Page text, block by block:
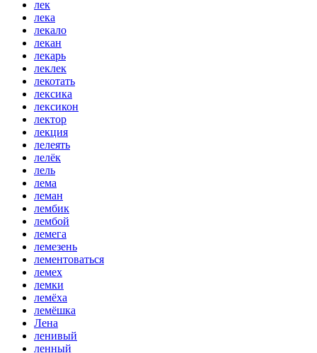
лек
лека
лекало
лекан
лекарь
леклек
лекотать
лексика
лексикон
лектор
лекция
лелеять
лелёк
лель
лема
леман
лембик
лембой
лемега
лемезень
лементоваться
лемех
лемки
лемёха
лемёшка
Лена
ленивый
ленный